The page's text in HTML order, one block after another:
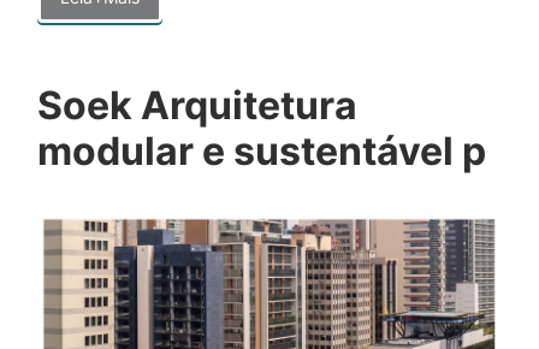
Soek Arquitetura
modular e sustentável p